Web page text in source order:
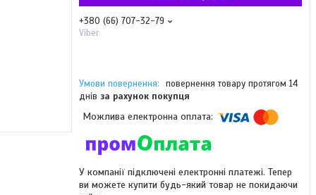
+380 (66) 707-32-79
Viber
повернення товару протягом 14
днів за рахунок покупця
У компанії підключені електронні платежі. Тепер
ви можете купити будь-який товар не покидаючи